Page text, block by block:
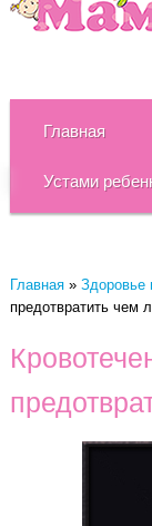
Главная
Устами
Главная»
предотвратить чем